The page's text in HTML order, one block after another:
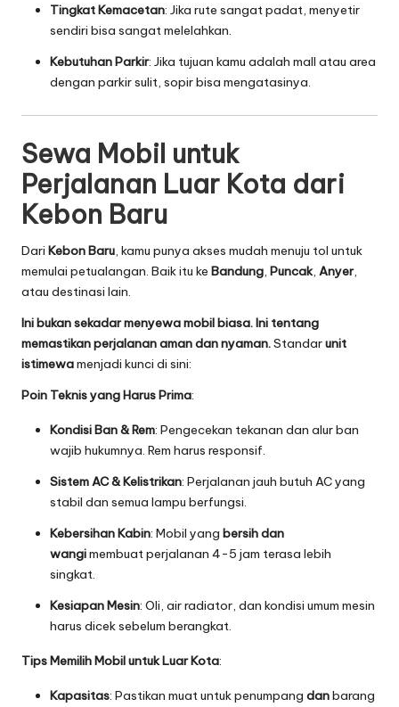
Tingkat Kemacetan: Jika rute sangat padat, menyetir
sendiri bisa sangat melelahkan.
Kebutuhan Parkir: Jika tujuan kamu adalah mall atau area
dengan parkir sulit, sopir bisa mengatasinya.
Sewa Mobil untuk
Perjalanan Luar Kota dari
Kebon Baru
Dari Kebon Baru, kamu punya akses mudah menuju tol untuk
memulai petualangan. Baik itu ke Bandung, Puncak, Anyer,
atau destinasi lain.
Ini bukan sekadar menyewa mobil biasa. Ini tentang
memastikan perjalanan aman dan nyaman.Standarunit
istimewamenjadi kunci di sini:
Poin Teknis yang Harus Prima:
Kondisi Ban & Rem: Pengecekan tekanan dan alur ban
wajib hukumnya. Rem harus responsif.
Sistem AC & Kelistrikan: Perjalanan jauh butuh AC yang
stabil dan semua lampu berfungsi.
Kebersihan Kabin: Mobil yang bersih dan
wangimembuat perjalanan 4-5 jam terasa lebih
singkat.
Kesiapan Mesin: Oli, air radiator, dan kondisi umum mesin
harus dicek sebelum berangkat.
Tips Memilih Mobil untuk Luar Kota:
Kapasitas: Pastikan muat untuk penumpang danbarang